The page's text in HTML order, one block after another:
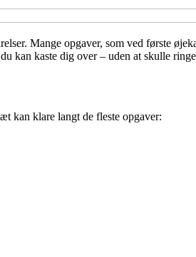
Mange opgaver, som ved første
kan kaste dig over – uden at skulle
kan klare langt de fleste opgaver: